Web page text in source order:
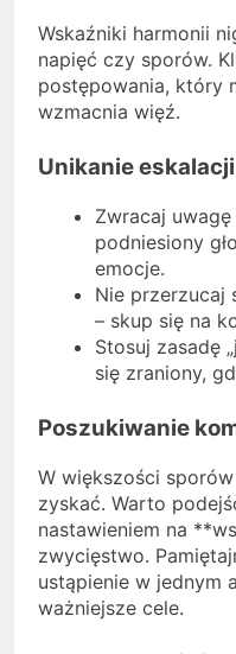
Wskaźniki harmonii
napięć czy sporów.
postępowania, który
wzmacnia więź.
Unikanie eskalacji
Zwracaj
podniesiony
emocje.
Nie przerzucaj
– skup się na
Stosuj zasadę
się zraniony,
Poszukiwanie
W większości
zyskać. Warto
nastawieniem na
zwycięstwo.
ustąpienie w jednym
ważniejsze cele.